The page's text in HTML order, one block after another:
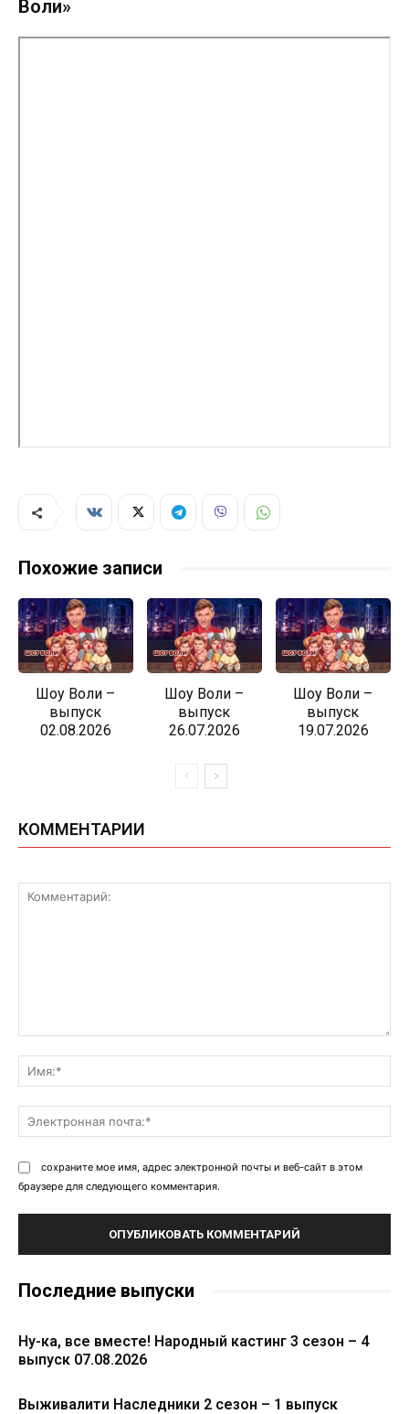
Воли»
Похожие записи
Шоу Воли –
выпуск
02.08.2026
Шоу Воли –
выпуск
26.07.2026
Шоу Воли –
выпуск
19.07.2026
КОММЕНТАРИИ
сохраните мое имя, адрес электронной почты и веб-сайт в этом
браузере для следующего комментария.
Последние выпуски
Ну-ка, все вместе! Народный кастинг 3 сезон – 4
выпуск 07.08.2026
Выживалити Наследники 2 сезон – 1 выпуск